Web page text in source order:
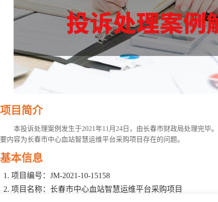
项目简介
本投诉处理案例发生于2021年11月24日，由长春市财政局处理完毕
要内容为长春市中心血站智慧运维平台采购项目存在的问题。
基本信息
项目编号：JM-2021-10-15158
项目名称：长春市中心血站智慧运维平台采购项目